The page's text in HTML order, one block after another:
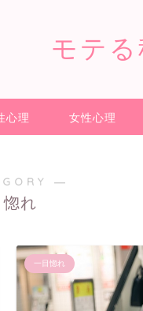
モテ
心理 女性心理
―
惚れ
一目惚れ